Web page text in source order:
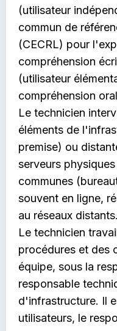
(utilisateur
commun de
(CECRL) pour
compréhension
(utilisateur
compréhension
Le technicien
éléments de
premise) ou
serveurs
communes
souvent en ligne,
au réseaux distants.
Le technicien
procédures et des
équipe, sous la
responsable
d'infrastructure. Il
utilisateurs, le